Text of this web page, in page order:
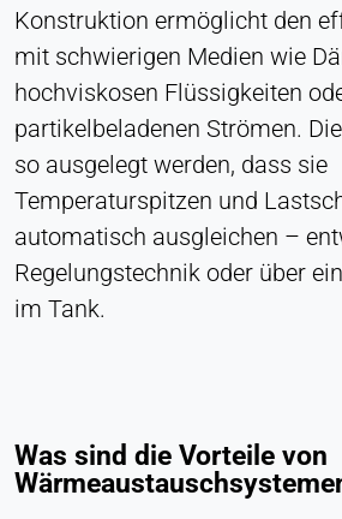
Konstruktion ermöglicht den
mit schwierigen Medien wie
hochviskosen Flüssigkeiten
partikelbeladenen Strömen.
so ausgelegt werden, dass sie
Temperaturspitzen und
automatisch ausgleichen –
Regelungstechnik oder über
im Tank.
Was sind die Vorteile von
LinkedIn
Name:
bcookie, li_gc, lidc
Anbieter:
LinkedIn Gesellschaft
Zweck:
Konversions-Tracking
Cookie Laufzeit:
Name:
_li_id.#, _li_id.#.expires,
_li_ses.#.expires,